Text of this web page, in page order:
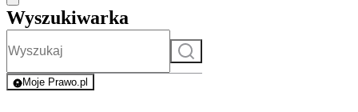
Wyszukiwarka
Szukaj
Moje Prawo.pl
- rejestracja i logowanie do serwisu